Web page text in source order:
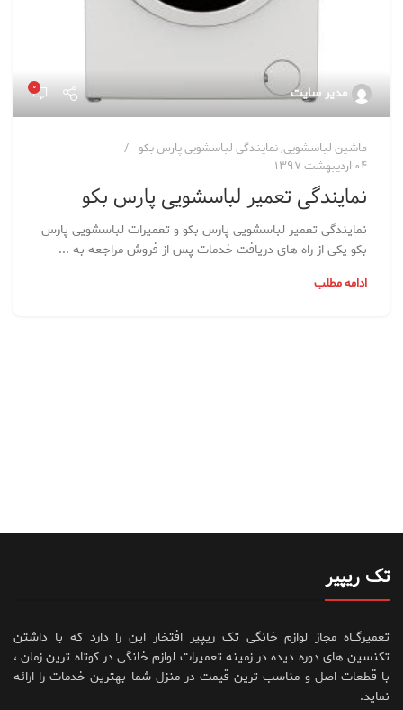
مدیر سایت ۰
ماشین لباسشویی,نمایندگی لباسشویی پارس بکو
۰۴ اردیبهشت ۱۳۹۷
نمایندگی تعمیر لباسشویی پارس بکو
نمایندگی تعمیر لباسشویی پارس بکو و تعمیرات لباسشویی پارس
بکو یکی از راه های دریافت خدمات پس از فروش مراجعه به ...
ادامه مطلب
تک ریپیر
تعمیرگــاه مجاز لوازم خانگی تک ریپیر افتخار این را دارد که با داشتن
تکنسین های دوره دیده در زمینه تعمیرات لوازم خانگی در کوتاه ترین زمان ،
با قطعات اصل و مناسب ترین قیمت در منزل شما بهترین خدمات را ارائه
نماید.